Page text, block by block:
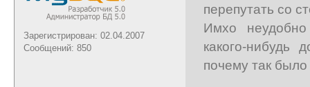
Зарегистрирован: 02.04.2007
Сообщений: 850
перепутать со
Имхо
какого-
почему так